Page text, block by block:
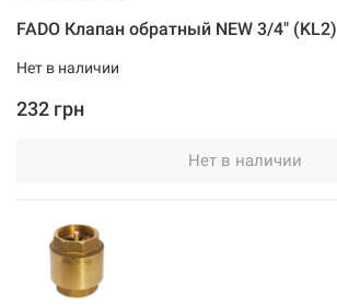
FADO Клапан обратный NEW 3/4" (KL2)
Нет в наличии
232 грн
Нет в наличии